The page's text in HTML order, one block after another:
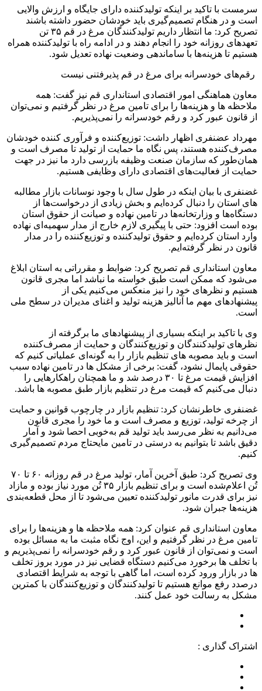
سرمست با تاکید بر اینکه تولیدکننده دارای جایگاه و ارزش والایی
است و در هنگام تصمیم‌گیری باید خودشان حضور داشته باشند
تصریح کرد: ما انتظار داریم تولیدکنندگان مرغ در قم ۳۵ تن
تعهدهای روزانه خود را انجام دهند و در ادامه راه با تولیدکننده همراه
هستیم تا هزینه‌ها با ساماندهی وضعیت نهاده تعدیل شود.
رقم‌های خودسرانه برای مرغ در قم پذیرفتنی نیست
معاون هماهنگی امور اقتصادی استانداری قم نیز گفت: همه
ملاحظه ها و هزینه‌ها را برای تامین مرغ در نظر گرفتیم و نمی‌توان
از قانون عبور کرد و رقم خودسرانه را نمی‌پذیریم.
مهرداد عضنفری اظهار داشت: توزیع‌کننده و فرآوری کننده خودشان
مصرف‌کننده هستند، پس نگاه ما حمایت از تولید تا مصرف است و
همان‌طور که سازمان صنعت وظیفه بازرسی دارد ما نیز در جهت
حمایت از فعالیت‌های اقتصادی دارای وظایفی هستیم.
غضنفری با بیان اینکه در طول سال با وجود نوسانات بازار مطالبه
های استان را دنبال کرده‌ایم و بخش زیادی از درخواست‌ها از
دستگاه‌ها و وزارتخانه‌ها در تامین نهاده و صیانت از حقوق استان
بوده است افزود: حتی با پیگیری لازم خارج از مدار سهمیه‌ای نهاده
وارد استان کرده‌ایم و حقوق تولیدکننده و توزیع‌کننده را در مدار
قانون در نظر گرفته‌ایم.
معاون استانداری قم تصریح کرد: ضوابط و مقرراتی به استان ابلاغ
می‌شود که ممکن است طبق خواسته ما نباشد اما مجری قانون
هستیم و نظرهای خود را نیز منعکس می‌کنیم یکی از
پیشنهادهای مهم ما آنالیز هزینه تولید و اغنای مدیران در سطح ملی
است.
وی با تاکید بر اینکه بسیاری از پیشنهادهای ما برگرفته از
نظرهای تولیدکنندگان و توزیع‌کنندگان و حمایت از مصرف‌کننده
است و باید مصوبه های تنظیم بازار را به گونه‌ای عملیاتی کنیم که
حقوقی پایمال نشود، گفت: برخی از مشکل ها در تامین نهاده سبب
افزایش قیمت مرغ تا ۳۰ درصد شد و ما همچنان راهکارهایی را
دنبال می‌کنیم که قیمت مرغ در تنظیم بازار طبق مصوبه ها باشد.
غضنفری خاطرنشان کرد: تنظیم بازار در چارچوب قوانین و حمایت
از چرخه تولید، توزیع و مصرف است و ما خود را مجری قانون
می‌دانیم به نظر می‌رسد باید تولید قم به‌خوبی احصا شود و آمار
دقیق باشد تا بتوانیم به درستی در تامین مایحتاج مردم تصمیم‌گیری
کنیم.
وی تصریح کرد: طبق آخرین آمار، تولید مرغ در قم روزانه ۶۰ تا ۷۰
تُن اعلام‌شده است و برای تنظیم بازار ۳۵ تُن مورد نیاز بوده و مازاد
نیز برای قدرت مانور تولیدکننده تعیین می‌شود تا از محل قطعه‌بندی
هزینه‌ها جبران شود.
معاون استانداری قم عنوان کرد: همه ملاحظه ها و هزینه‌ها را برای
تامین مرغ در نظر گرفتیم و این، اوج نگاه مثبت ما به مسائل بوده
است و نمی‌توان از قانون عبور کرد و رقم خودسرانه را نمی‌پذیریم و
با تخلف ها برخورد می‌کنیم دستگاه قضایی نیز در مورد بروز تخلف
ها در بازار ورود کرده است، اما گاهی با توجه به شرایط اقتصادی
درصدد رفع موانع هستیم تا تولیدکنندگان و توزیع‌کنندگان با کمترین
مشکل به رسالت خود عمل کنند.
اشتراک گذاری :